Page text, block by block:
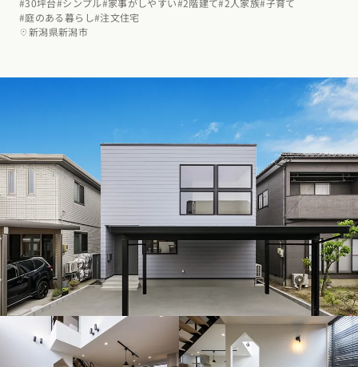
#30坪台#シンプル#家事がしやすい#2階建て#2人家族#子育て
#庭のある暮らし#注文住宅
新潟県新潟市